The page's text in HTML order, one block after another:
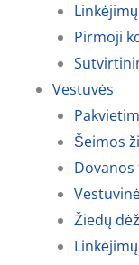
Pirmoji
Vestuvės
Šeimos
Žiedų